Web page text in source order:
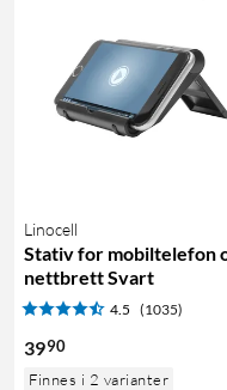
Linocell
Stativ for mobiltelefon
nettbrett Svart
4.5 (1035)
3990
Finnes i 2 varianter